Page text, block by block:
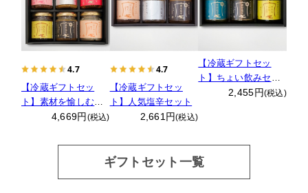
4.7
【冷蔵ギフトセッ
ト】素材を愉しむセ
4,669円 (税込)
4.7
【冷蔵ギフトセッ
ト】人気塩辛セット
2,661円(税込)
【冷蔵ギフトセッ
ト】ちょい飲みセッ
2,455円(税込)
ギフトセット一覧